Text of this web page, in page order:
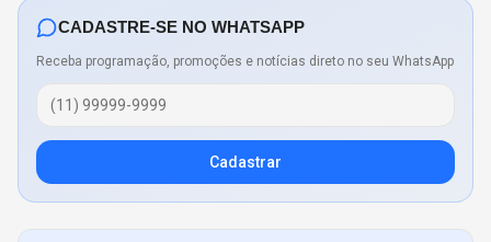
CADASTRE-SE NO WHATSAPP
Receba programação, promoções e notícias direto no seu WhatsApp
Cadastrar